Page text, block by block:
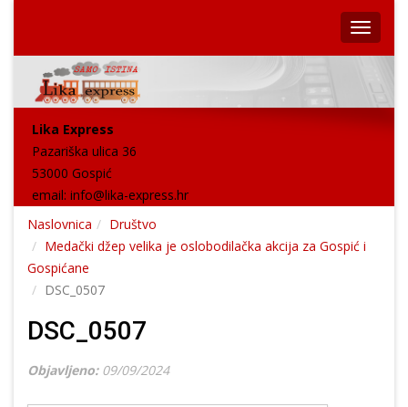
Lika Express
Pazariška ulica 36
53000 Gospić
email: info@lika-express.hr
Naslovnica
Društvo
Medački džep velika je oslobodilačka akcija za Gospić i
Gospićane
DSC_0507
DSC_0507
Objavljeno: 09/09/2024